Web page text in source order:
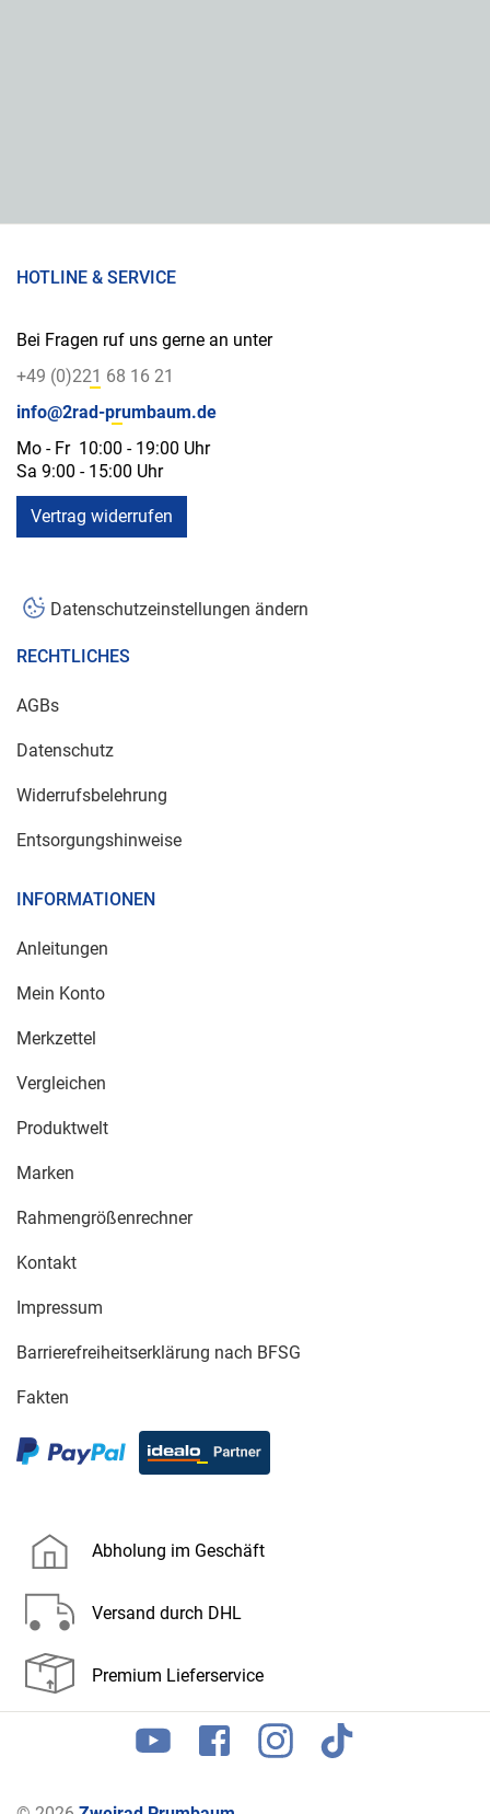
HOTLINE & SERVICE
Bei Fragen ruf uns gerne an unter
+49 (0)221 68 16 21
info@2rad-prumbaum.de
Mo - Fr 10:00 - 19:00 Uhr
Sa 9:00 - 15:00 Uhr
Vertrag widerrufen
Datenschutzeinstellungen ändern
RECHTLICHES
AGBs
Datenschutz
Widerrufsbelehrung
Entsorgungshinweise
INFORMATIONEN
Anleitungen
Mein Konto
Merkzettel
Vergleichen
Produktwelt
Marken
Rahmengrößenrechner
Kontakt
Impressum
Barrierefreiheitserklärung nach BFSG
Fakten
Abholung im Geschäft
Versand durch DHL
Premium Lieferservice